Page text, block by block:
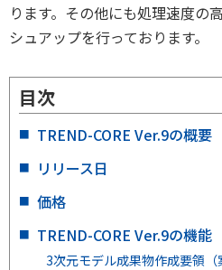
ります。その他にも処理速度の
シュアップを行っております。
目次
TREND-CORE Ver.9の概要
リリース日
価格
TREND-CORE Ver.9の機能
3次元モデル成果物作成要領